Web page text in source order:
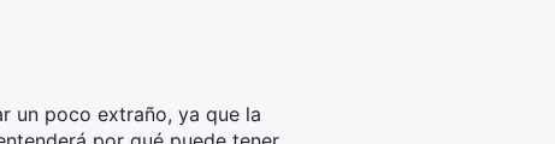
un poco extraño, ya que la